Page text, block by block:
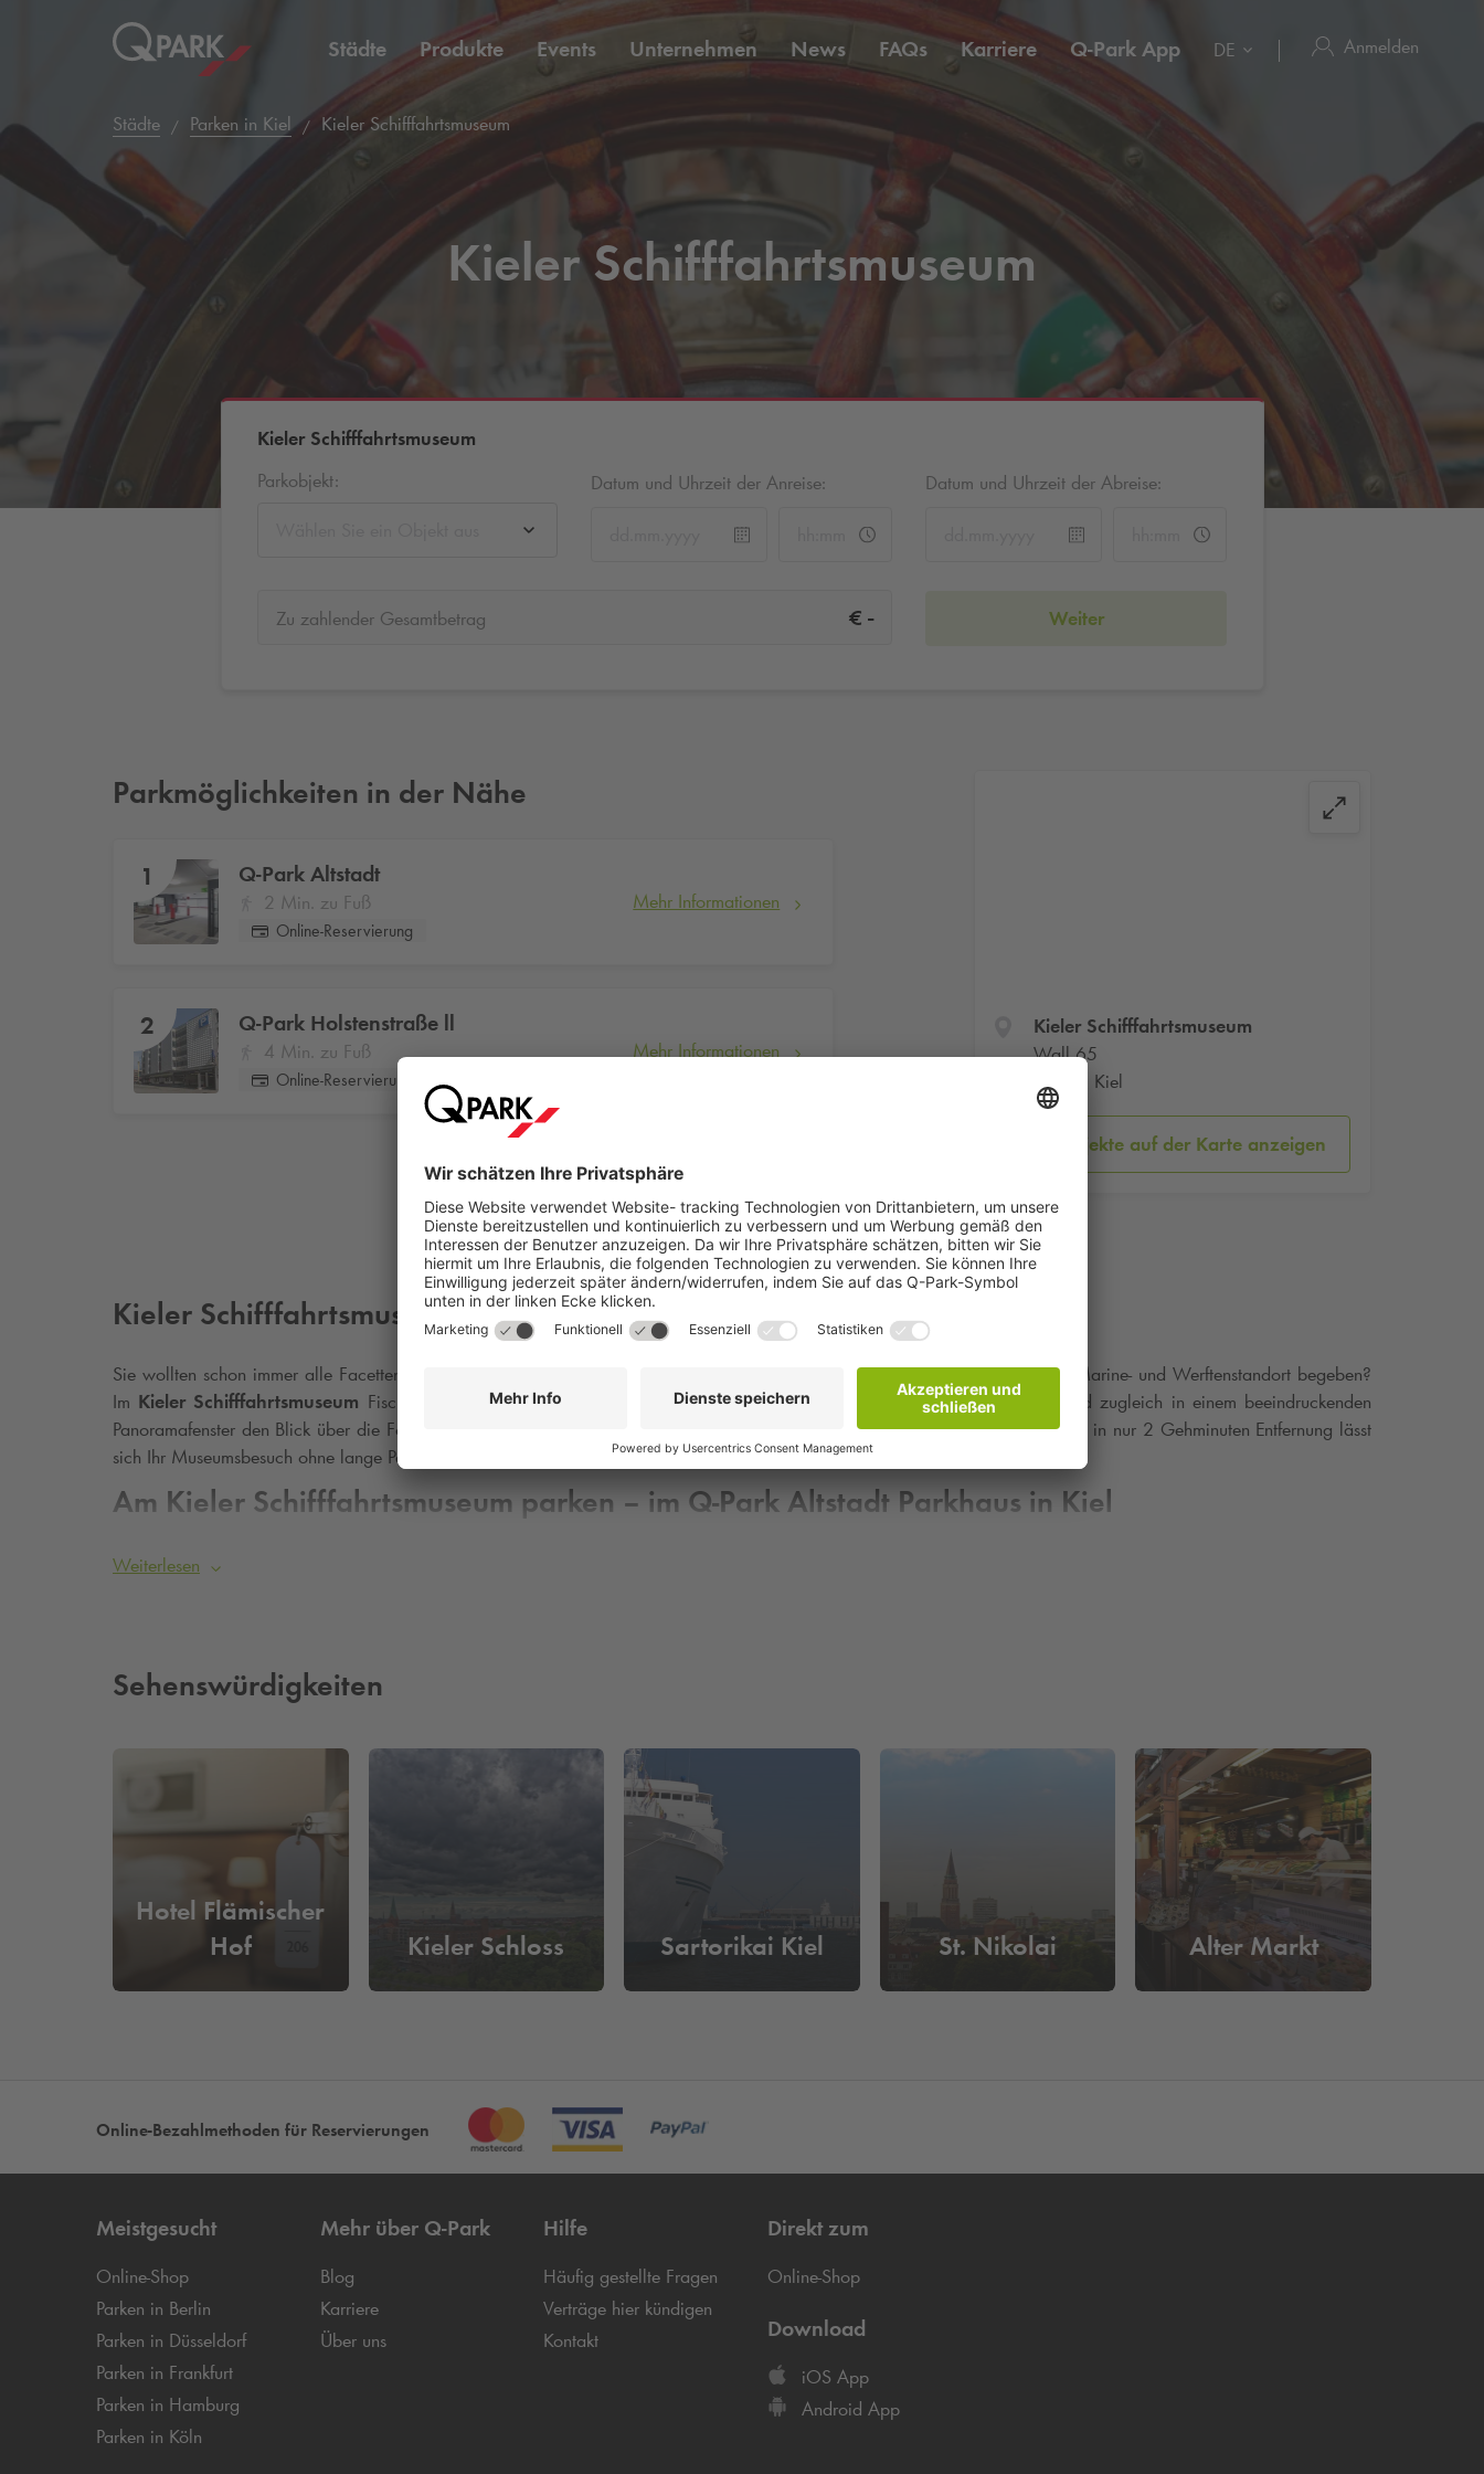
Städte Produkte Events Unternehmen News FAQs Karriere Q-Park App DE Anmelden
Städte Parken in Kiel Kieler Schifffahrtsmuseum
Kieler Schifffahrtsmuseum
Kieler Schifffahrtsmuseum
Parkobjekt:
Datum und Uhrzeit der Anreise: Datum und Uhrzeit der Abreise:
Zu zahlender Gesamtbetrag € - Weiter
Kieler Schifffahrtsmuseum
Wall 65
24103 Kiel
Parkobjekte auf der Karte anzeigen
Parkmöglichkeiten in der Nähe
1 Q-Park Altstadt
2 Min. zu Fuß
Online-Reservierung
Mehr Informationen
2 Q-Park Holstenstraße ll
4 Min. zu Fuß
Online-Reservierung
Mehr Informationen
Kieler Schifffahrtsmuseum
Sie wollten schon immer alle Facetten der Hafenstadt Kiel kennenlernen und sich dabei durch die spannende Geschichte des Marine- und Werftenstandort begeben?
Im Kieler Schifffahrtsmuseum Fischhalle können Sie Schiffsmodelle, Marinen-Malerei und hinreißende Exponate erleben und zugleich in einem beeindruckenden
Panoramafenster den Blick über die Förde schweifen lassen. Mit einer unmittelbaren Nähe zu unserem ParkobjektQ-ParkAltstadt in nur 2 Gehminuten Entfernung lässt
sich Ihr Museumsbesuch ohne lange Parkplatzsuche verbringen.
Am Kieler Schifffahrtsmuseum parken – im Q-Park Altstadt Parkhaus in Kiel
Das optimale Parkhaus im Kieler Zentrum – das
Wasser. Unser Parkhaus in direkter Hafennähe bietet einen geeigneten Ausgangspunkt für Ihren aufregenden Aufenthalt in der Hafenstadt an der Ostseeküste.
Weiterlesen
Sehenswürdigkeiten
Hotel Flämischer
Hof
Kieler Schloss Sartorikai Kiel St. Nikolai Alter Markt
Online-Bezahlmethoden für Reservierungen
Meistgesucht
Online-Shop
Parken in Berlin
Parken in Düsseldorf
Parken in Frankfurt
Parken in Hamburg
Parken in Köln
Mehr über Q-Park
Blog
Karriere
Über uns
Hilfe
Häufig gestellte Fragen
Verträge hier kündigen
Kontakt
Direkt zum
Online-Shop
Download
iOS App
Android App